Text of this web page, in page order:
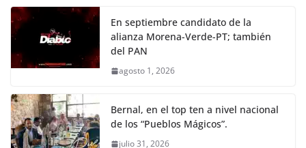
En septiembre candidato de la
alianza Morena-Verde-PT; también
del PAN
agosto 1, 2026
Bernal, en el top ten a nivel nacional
de los “Pueblos Mágicos”.
julio 31, 2026